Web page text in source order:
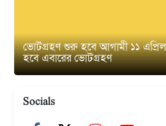
ভোটগ্রহণ শুরু হবে আগামী ১১
হবে এবারের ভোটগ্রহণ
Socials